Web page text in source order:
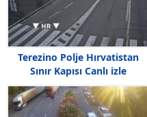
Terezino Polje Hırvatistan
Sınır Kapısı Canlı izle